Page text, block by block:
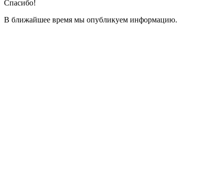
Спасибо!
В ближайшее время мы опубликуем информацию.